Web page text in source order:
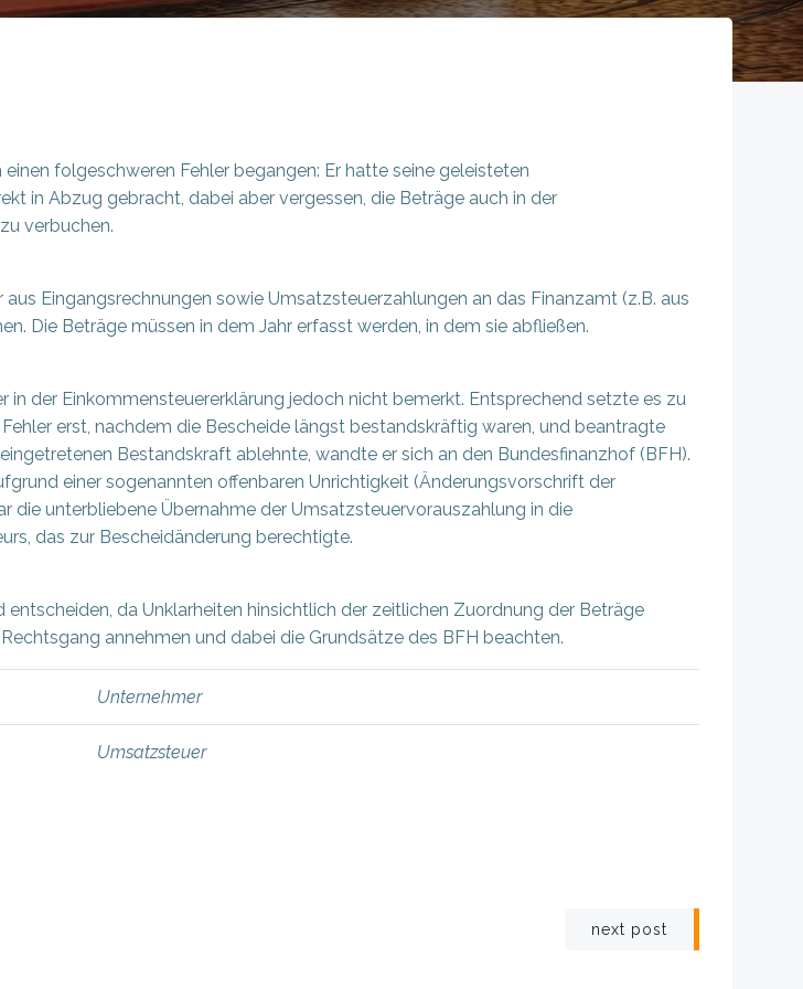
folgeschweren Fehler begangen: Er hatte seine geleisteten
in Abzug gebracht, dabei aber vergessen, die Beträge auch in der
verbuchen.
Eingangsrechnungen sowie Umsatzsteuerzahlungen an das Finanzamt (z.B. aus
Die Beträge müssen in dem Jahr erfasst werden, in dem sie abfließen.
der Einkommensteuererklärung jedoch nicht bemerkt. Entsprechend setzte es zu
erst, nachdem die Bescheide längst bestandskräftig waren, und beantragte
Bestandskraft ablehnte, wandte er sich an den Bundesfinanzhof (BFH).
einer sogenannten offenbaren Unrichtigkeit (Änderungsvorschrift der
die unterbliebene Übernahme der Umsatzsteuervorauszahlung in die
das zur Bescheidänderung berechtigte.
da Unklarheiten hinsichtlich der zeitlichen Zuordnung der Beträge
annehmen und dabei die Grundsätze des BFH beachten.
Unternehmer
Umsatzsteuer
next post